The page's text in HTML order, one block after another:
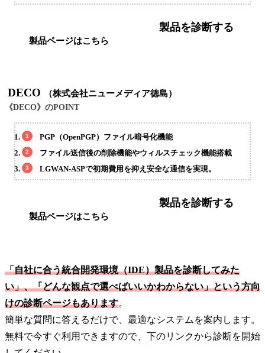
製品ページはこちら
製品を診断する
DECO （株式会社ニューメディア徳島）
《DECO》のPOINT
PGP（OpenPGP）ファイル暗号化機能
ファイル送信後の削除機能やウィルスチェック機能搭載
LGWAN-ASPで初期費用を抑え安全な通信を実現。
製品ページはこちら
製品を診断する
「自社に合う統合開発環境（IDE）製品を診断してみた
い」、「どんな観点で選べばいいかわからない」という方向
けの診断ページもあります。
簡単な質問に答えるだけで、最適なシステムを案内します。
無料で今すぐ利用できますので、下のリンクから診断を開始